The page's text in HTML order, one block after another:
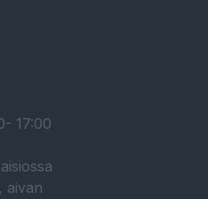
17:00
aivan